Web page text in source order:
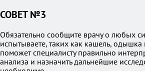
СОВЕТ №3
Обязательно сообщите врачу о любых
испытываете, таких как кашель, одышка
поможет специалисту правильно
анализа и назначить дальнейшие